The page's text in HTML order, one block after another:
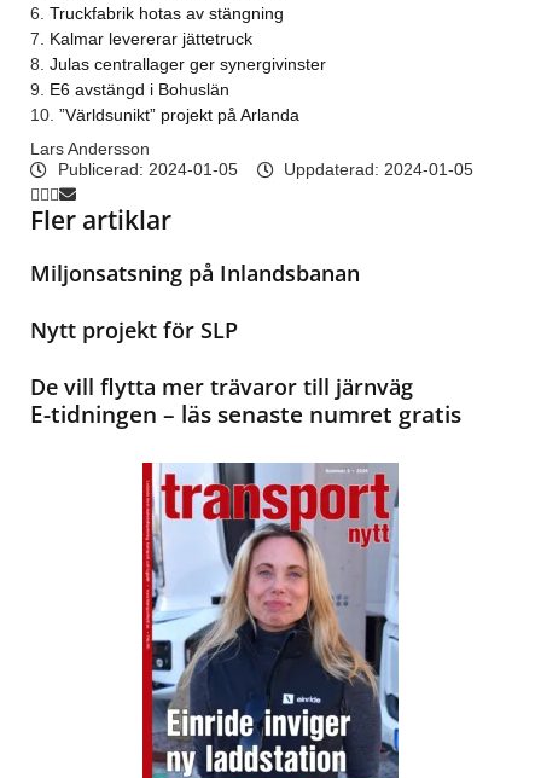
6. Truckfabrik hotas av stängning
7. Kalmar levererar jättetruck
8. Julas centrallager ger synergivinster
9. E6 avstängd i Bohuslän
10. ”Världsunikt” projekt på Arlanda
Lars Andersson
Publicerad: 2024-01-05 Uppdaterad: 2024-01-05
Fler artiklar
Miljonsatsning på Inlandsbanan
Nytt projekt för SLP
De vill flytta mer trävaror till järnväg
E-tidningen – läs senaste numret gratis